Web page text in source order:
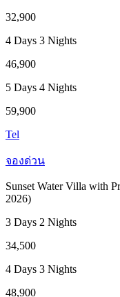
32,900
4 Days 3 Nights
46,900
5 Days 4 Nights
59,900
Tel
จองด่วน
Sunset Water Villa with
2026)
3 Days 2 Nights
34,500
4 Days 3 Nights
48,900